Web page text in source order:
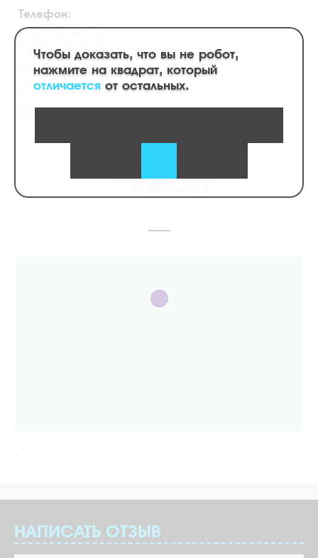
Телефон:
8 800 775 86 73
8 (495) 150 32 42
Режим работы:
9:00 до 20:00
Официальный сайт:
—
.
НАПИСАТЬ ОТЗЫВ
Чтобы доказать, что вы не робот,
нажмите на квадрат, который
отличается от остальных.